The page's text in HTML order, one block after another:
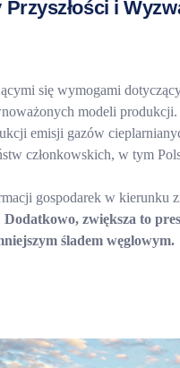
i
się wymogami
modeli
emisji gazów
członkowskich, w tym
gospodarek w kierunku
Dodatkowo, zwiększa to
śladem węglowym.